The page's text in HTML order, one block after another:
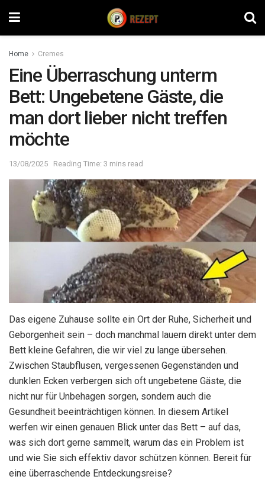
Home Cremes
Eine Überraschung unterm
Bett: Ungebetene Gäste, die
man dort lieber nicht treffen
möchte
13/08/2025 Reading Time: 3 mins read
Das eigene Zuhause sollte ein Ort der Ruhe, Sicherheit und
Geborgenheit sein – doch manchmal lauern direkt unter dem
Bett kleine Gefahren, die wir viel zu lange übersehen.
Zwischen Staubflusen, vergessenen Gegenständen und
dunklen Ecken verbergen sich oft ungebetene Gäste, die
nicht nur für Unbehagen sorgen, sondern auch die
Gesundheit beeinträchtigen können. In diesem Artikel
werfen wir einen genauen Blick unter das Bett – auf das,
was sich dort gerne sammelt, warum das ein Problem ist
und wie Sie sich effektiv davor schützen können. Bereit für
eine überraschende Entdeckungsreise?